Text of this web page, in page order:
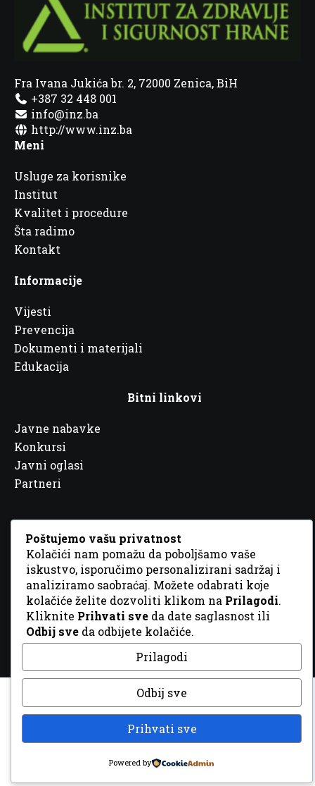
Fra Ivana Jukića br. 2, 72000 Zenica, BiH
+387 32 448 001
info@inz.ba
http://www.inz.ba
Meni
Usluge za korisnike
Institut
Kvalitet i procedure
Šta radimo
Kontakt
Informacije
Vijesti
Prevencija
Dokumenti i materijali
Edukacija
Bitni linkovi
Javne nabavke
Konkursi
Javni oglasi
Partneri
© 2026 Sva prava zadržana. DizajnGordonDM
Poštujemo vašu privatnost
Kolačići nam pomažu da poboljšamo vaše
iskustvo, isporučimo personalizirani sadržaj i
analiziramo saobraćaj. Možete odabrati koje
kolačiće želite dozvoliti klikom na Prilagodi.
Kliknite Prihvati sve da date saglasnost ili
Odbij sve da odbijete kolačiće.
Prilagodi
Odbij sve
Prihvati sve
Powered by